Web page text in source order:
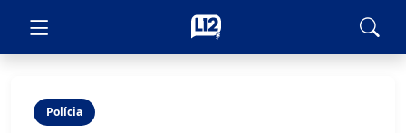
Polícia